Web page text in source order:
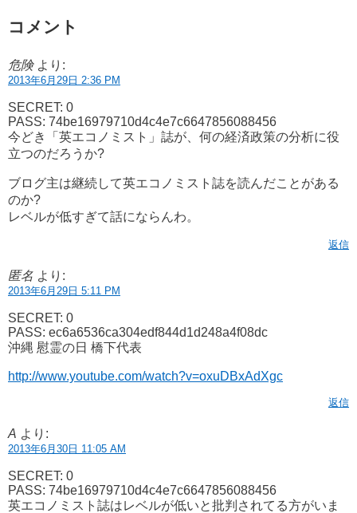
コメント
危険 より:
2013年6月29日 2:36 PM
SECRET: 0
PASS: 74be16979710d4c4e7c6647856088456
今どき「英エコノミスト」誌が、何の経済政策の分析に役
立つのだろうか?
ブログ主は継続して英エコノミスト誌を読んだことがある
のか?
レベルが低すぎて話にならんわ。
返信
匿名 より:
2013年6月29日 5:11 PM
SECRET: 0
PASS: ec6a6536ca304edf844d1d248a4f08dc
沖縄 慰霊の日 橋下代表
http://www.youtube.com/watch?v=oxuDBxAdXgc
返信
A より:
2013年6月30日 11:05 AM
SECRET: 0
PASS: 74be16979710d4c4e7c6647856088456
英エコノミスト誌はレベルが低いと批判されてる方がいま